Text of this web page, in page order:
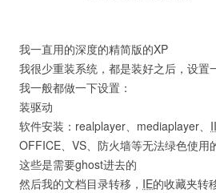
我一直用的深度的精简版的XP
我很少重装系统，都是装好之后，设置
我一般都做一下设置：
装驱动
软件安装：realplayer、mediaplayer、
OFFICE、VS、防火墙等无法绿色使用
这些是需要ghost进去的
然后我的文档目录转移， IE的收藏夹转